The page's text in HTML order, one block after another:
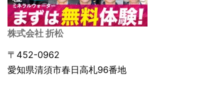
株式会社 折松
〒452-0962
愛知県清須市春日高札96番地